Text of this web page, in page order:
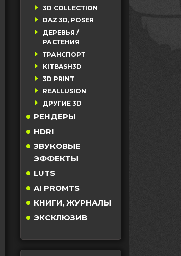
3D COLLECTION
DAZ 3D, POSER
ДЕРЕВЬЯ /
РАСТЕНИЯ
ТРАНСПОРТ
KITBASH3D
3D PRINT
REALLUSION
ДРУГИЕ 3D
РЕНДЕРЫ
HDRI
ЗВУКОВЫЕ
ЭФФЕКТЫ
LUTS
AI PROMTS
КНИГИ, ЖУРНАЛЫ
ЭКСКЛЮЗИВ